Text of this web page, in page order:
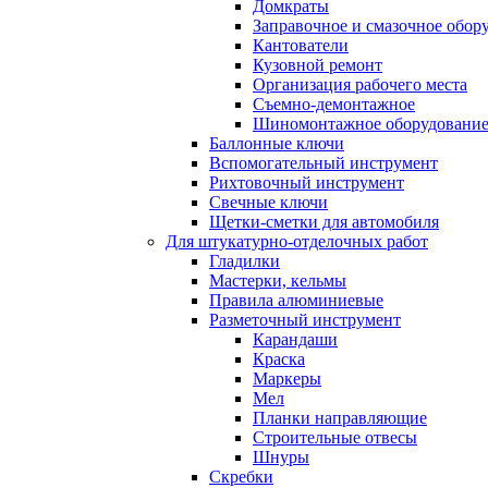
Домкраты
Заправочное и смазочное
Кантователи
Кузовной ремонт
Организация рабочего места
Съемно-демонтажное
Шиномонтажное оборудование
Баллонные ключи
Вспомогательный инструмент
Рихтовочный инструмент
Свечные ключи
Щетки-сметки для автомобиля
Для штукатурно-отделочных работ
Гладилки
Мастерки, кельмы
Правила алюминиевые
Разметочный инструмент
Карандаши
Краска
Маркеры
Мел
Планки направляющие
Строительные отвесы
Шнуры
Скребки